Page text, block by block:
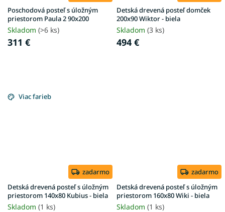
Poschodová posteľ s úložným
priestorom Paula 2 90x200
Skladom (>6 ks)
311 €
Detská drevená posteľ domček
200x90 Wiktor - biela
Skladom (3 ks)
494 €
Viac farieb
zadarmo
Detská drevená posteľ s úložným
priestorom 140x80 Kubius - biela
Skladom (1 ks)
zadarmo
Detská drevená posteľ s úložným
priestorom 160x80 Wiki - biela
Skladom (1 ks)